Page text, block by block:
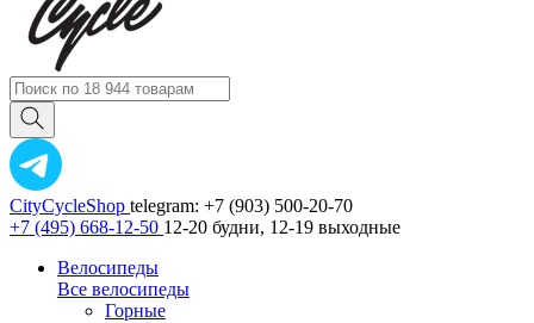
CityCycleShop telegram: +7 (903) 500-20-70
+7 (495) 668-12-50 12-20 будни, 12-19 выходные
Велосипеды
Все велосипеды
Горные